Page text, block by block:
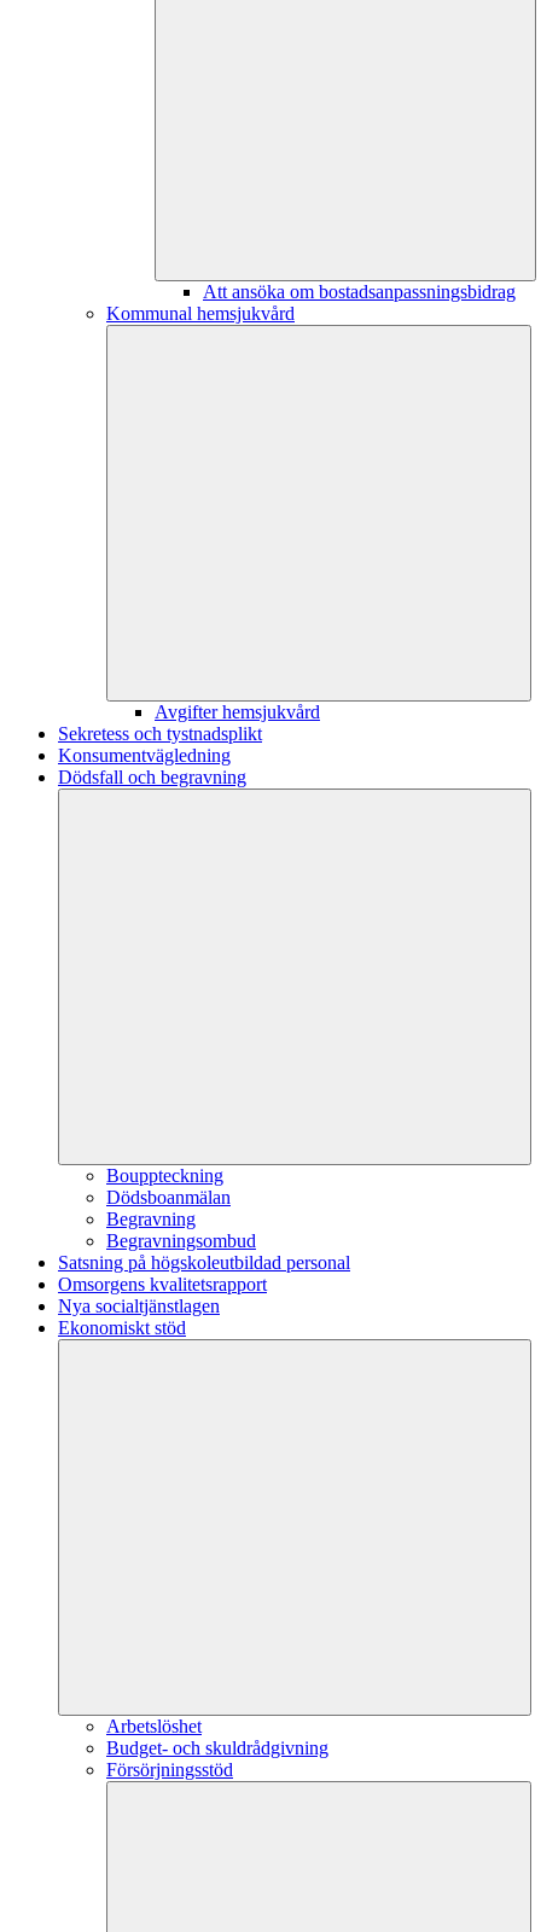
Att ansöka om bostadsanpassningsbidrag
Kommunal hemsjukvård
Avgifter hemsjukvård
Sekretess och tystnadsplikt
Konsumentvägledning
Dödsfall och begravning
Bouppteckning
Dödsboanmälan
Begravning
Begravningsombud
Satsning på högskoleutbildad personal
Omsorgens kvalitetsrapport
Nya socialtjänstlagen
Ekonomiskt stöd
Arbetslöshet
Budget- och skuldrådgivning
Försörjningsstöd